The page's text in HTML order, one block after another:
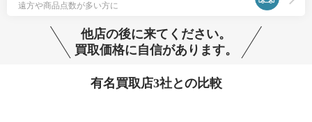
遠方や商品点数が多い方に
他店の後に来てください。
買取価格に自信があります。
有名買取店3社との比較